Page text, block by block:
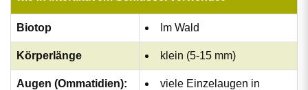
Biotop Im Wald
Körperlänge klein (5-15 mm)
Augen (Ommatidien):
viele Einzelaugen in